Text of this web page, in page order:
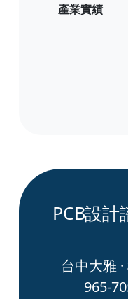
產業實績
PCB設
台中大雅
965-